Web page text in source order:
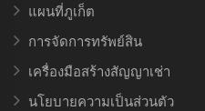
แผนที่ภูเก็ต
การจัดการทรัพย์สิน
เครื่องมือสร้างสัญญาเช่า
นโยบายความเป็นส่วนตัว